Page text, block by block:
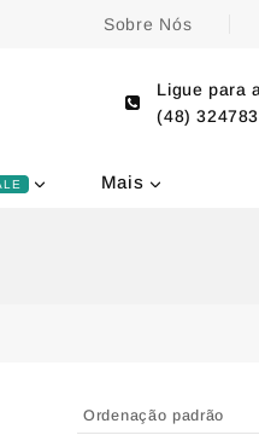
Sobre Nós
Ligue para
(48)
Mais